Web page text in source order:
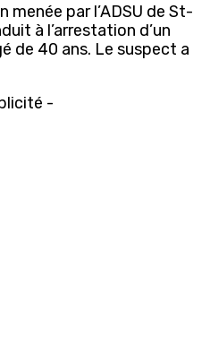
par l’ADSU de St-
à l’arrestation d’un
de 40 ans. Le suspect a
-